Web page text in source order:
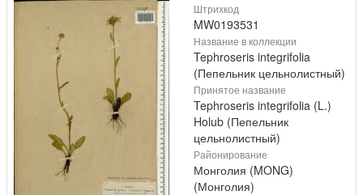
Штрихкод
MW0193531
Название в коллекции
Tephroseris integrifolia
(Пепельник цельнолистный)
Принятое название
Tephroseris integrifolia (L.)
Holub (Пепельник
цельнолистный)
Районирование
Монголия (MONG)
(Монголия)